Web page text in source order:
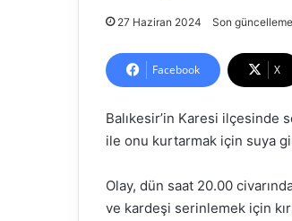
27 Haziran 2024 Son
Facebook X
Balıkesir’in Karesi ilçesinde
ile onu kurtarmak için suya
Olay, dün saat 20.00
ve kardeşi serinlemek için